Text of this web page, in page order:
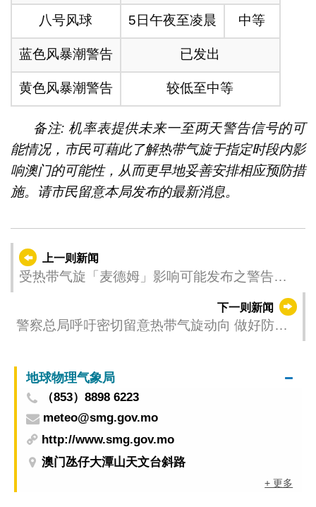
八号风球 5日午夜至凌晨 中等
蓝色风暴潮警告 已发出
黄色风暴潮警告 较低至中等
备注: 机率表提供未来一至两天警告信号的可
能情况，市民可藉此了解热带气旋于指定时段内影
响澳门的可能性，从而更早地妥善安排相应预防措
施。请市民留意本局发布的最新消息。
上一则新闻
受热带气旋「麦德姆」影响可能发布之警告
下一则新闻
警察总局呼吁密切留意热带气旋动向 做好防风
地球物理气象局
（853）8898 6223
meteo@smg.gov.mo
http://www.smg.gov.mo
澳门氹仔大潭山天文台斜路
+ 更多